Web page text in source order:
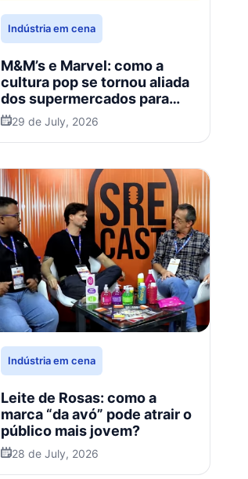
Indústria em cena
M&M’s e Marvel: como a
cultura pop se tornou aliada
dos supermercados para
engajar e vender
29 de July, 2026
Indústria em cena
Leite de Rosas: como a
marca “da avó” pode atrair o
público mais jovem?
28 de July, 2026